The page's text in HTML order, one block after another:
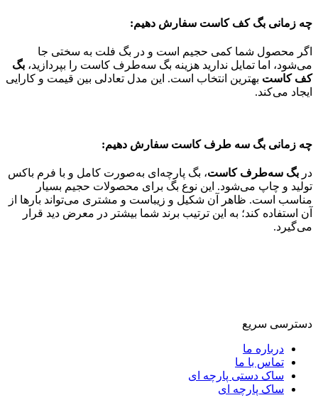
چه زمانی بگ کف کاست سفارش دهیم:
اگر محصول شما کمی حجیم است و در بگ فلت به سختی جا
می‌شود، اما تمایل ندارید هزینه بگ سه‌طرف کاست را بپردازید، بگ
کف کاست بهترین انتخاب است. این مدل تعادلی بین قیمت و کارایی
ایجاد می‌کند.
چه زمانی بگ سه طرف کاست سفارش دهیم:
در بگ سه‌طرف کاست، بگ پارچه‌ای به‌صورت کامل و با فرم باکس
تولید و چاپ می‌شود. این نوع بگ برای محصولات حجیم بسیار
مناسب است. ظاهر آن شکیل و زیباست و مشتری می‌تواند بارها از
آن استفاده کند؛ به این ترتیب برند شما بیشتر در معرض دید قرار
می‌گیرد.
دسترسی سریع
درباره ما
تماس با ما
ساک دستی پارچه ای
ساک پارچه ای